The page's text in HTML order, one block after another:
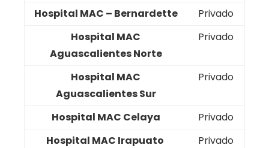
Hospital MAC – Bernardette
Privado
Hospital MAC
Aguascalientes Norte
Privado
Hospital MAC
Aguascalientes Sur
Privado
Hospital MAC Celaya
Privado
Hospital MAC Irapuato
Privado